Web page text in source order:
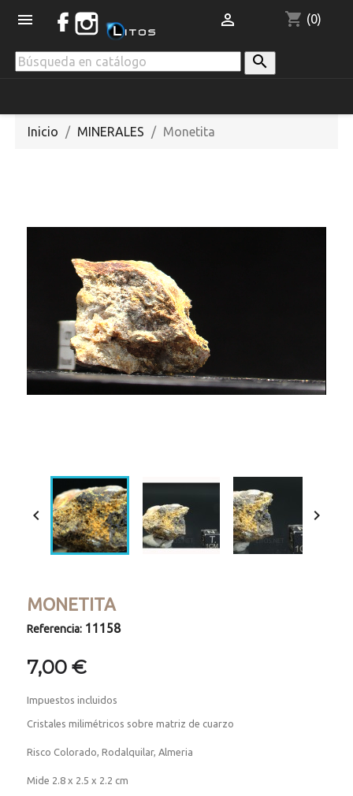
 shopping_cart (0)


Inicio MINERALES Monetita
 
MONETITA
Referencia: 11158
7,00 €
Impuestos incluidos
Cristales milimétricos sobre matriz de cuarzo
Risco Colorado, Rodalquilar, Almeria
Mide 2.8 x 2.5 x 2.2 cm